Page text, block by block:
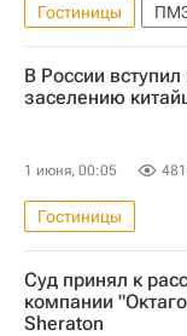
Гостиницы
Краснодарский
Москва
Отели
Коммерческая
В России вступил
заселению
1 июня, 00:05
Гостиницы
Россия
Суд принял к
компании
Sheraton